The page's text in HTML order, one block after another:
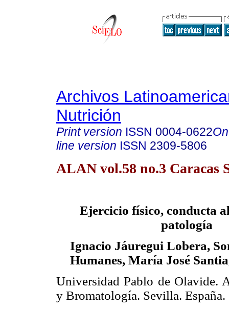
Archivos
Nutrición
Print version ISSN 0004-0622
line version ISSN 2309-5806
ALAN vol.58 no.3 Caracas
Ejercicio físico, conducta
patología
Ignacio Jáuregui Lobera,
Humanes, María José
Universidad Pablo de Olavide.
y Bromatología. Sevilla. España.